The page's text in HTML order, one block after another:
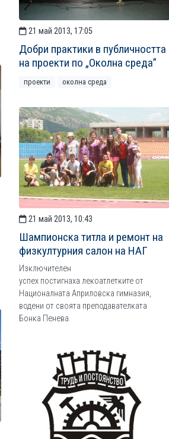
21 май 2013, 17:05
Добри практики в публичността
на проекти по „Околна среда”
проекти околна среда
21 май 2013, 10:43
Шампионска титла и ремонт на
физкултурния салон на НАГ
Изключителен
успех постигнаха лекоатлетките от
Националната Априловска гимназия,
водени от своята преподавателката
Бонка Пенева